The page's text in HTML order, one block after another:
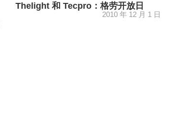
Thelight 和 Tecpro：格劳开放日
2010 年 12 月 1 日